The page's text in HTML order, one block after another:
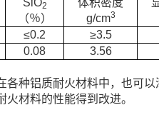
SiO2
（％）
体积密度
g/cm3
≤0.2 ≥3.5
0.08 3.56
种铝质耐火材料中，也可
材料的性能得到改进。